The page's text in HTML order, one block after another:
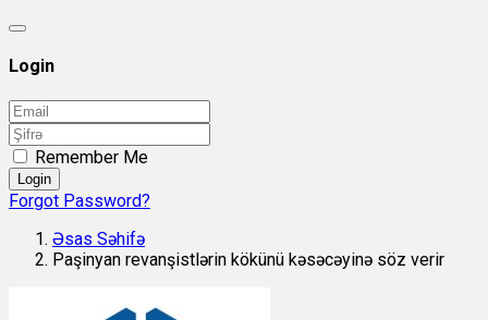
Login
Remember Me
Login
Forgot Password?
Əsas Səhifə
Paşinyan revanşistlərin kökünü kəsəcəyinə söz verir